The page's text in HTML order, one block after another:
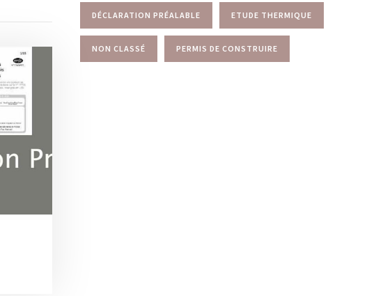
DÉCLARATION PRÉALABLE ETUDE THERMIQUE
NON CLASSÉ PERMIS DE CONSTRUIRE